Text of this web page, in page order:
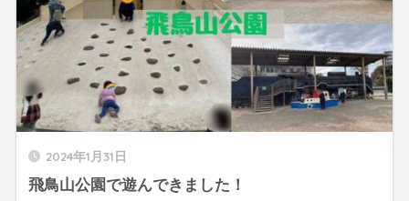
2024年1月31日
飛鳥山公園で遊んできました！